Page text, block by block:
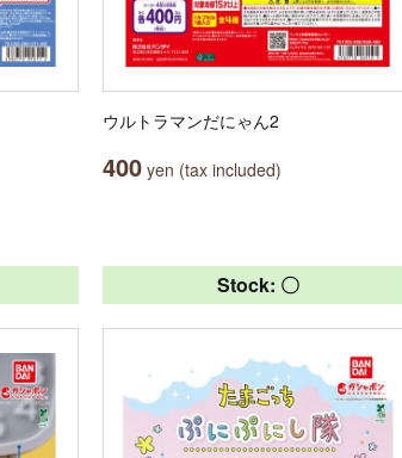
ウルトラマンだにゃん2
400 yen (tax included)
Stock: 〇